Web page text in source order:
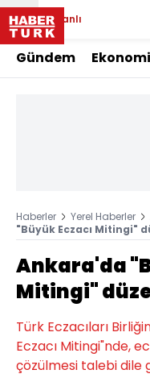
Canlı
Gündem Ekonomi
Haberler Yerel Haberler
"Büyük Eczacı Mitingi"
Ankara'da
Mitingi"
Türk Eczacıları
Eczacı Mitingi"nde,
çözülmesi talebi dile